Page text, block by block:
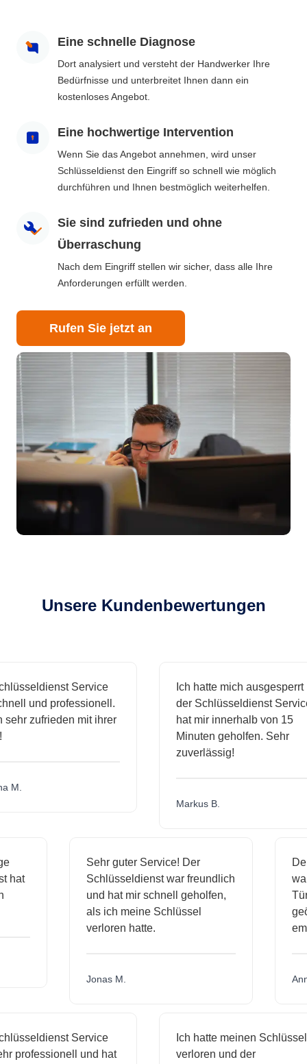
Eine schnelle Diagnose
Dort analysiert und versteht der Handwerker Ihre
Bedürfnisse und unterbreitet Ihnen dann ein
kostenloses Angebot.
Eine hochwertige Intervention
Wenn Sie das Angebot annehmen, wird unser
Schlüsseldienst den Eingriff so schnell wie möglich
durchführen und Ihnen bestmöglich weiterhelfen.
Sie sind zufrieden und ohne
Überraschung
Nach dem Eingriff stellen wir sicher, dass alle Ihre
Anforderungen erfüllt werden.
Rufen Sie jetzt an
Unsere Kundenbewertungen
Service
und professionell.
zufrieden mit ihrer
Ich hatte mich ausgesperrt und
der Schlüsseldienst Service
hat mir innerhalb von 15
Minuten geholfen. Sehr
zuverlässig!
Markus B.
hat
Sehr guter Service! Der
Schlüsseldienst war freundlich
und hat mir schnell geholfen,
als ich meine Schlüssel
verloren hatte.
Jonas M.
Service
und hat
Ich hatte meinen Schlüssel
verloren und der